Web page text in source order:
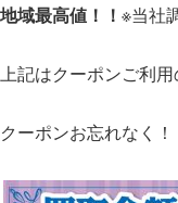
地域最高値！！ ※当社
上記はクーポンご利
クーポンお忘れなく！